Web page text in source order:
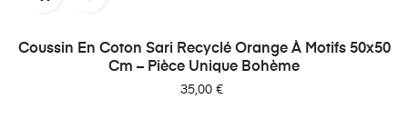
Coussin En Coton Sari Recyclé Orange À Motifs 50x50
Cm – Pièce Unique Bohème
Prix
35,00 €